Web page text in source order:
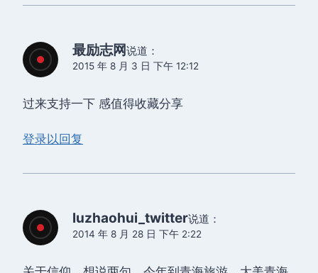
最励志网说道：
2015 年 8 月 3 日 下午 12:12
过来支持一下 感值得收藏分享
登录以回复
luzhaohui_twitter说道：
2014 年 8 月 28 日 下午 2:22